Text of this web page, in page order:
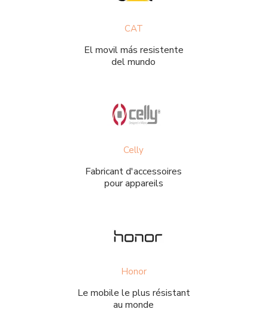
CAT
El movil más resistente
del mundo
Celly
Fabricant d'accessoires
pour appareils
Honor
Le mobile le plus résistant
au monde